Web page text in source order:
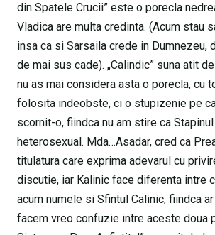
din Spatele Crucii” este o porecla
Vladica are multa credinta. (Acum stau
insa ca si Sarsaila crede in Dumnezeu,
de mai sus cade). „Calindic” suna atit
nu as mai considera asta o porecla, cu
folosita indeobste, ci o stupizenie pe
scornit-o, fiindca nu am stire ca
heterosexual. Mda…Asadar, cred ca
titulatura care exprima adevarul cu
discutie, iar Kalinic face diferenta intre
acum numele si Sfintul Calinic, fiindca
facem vreo confuzie intre aceste doua